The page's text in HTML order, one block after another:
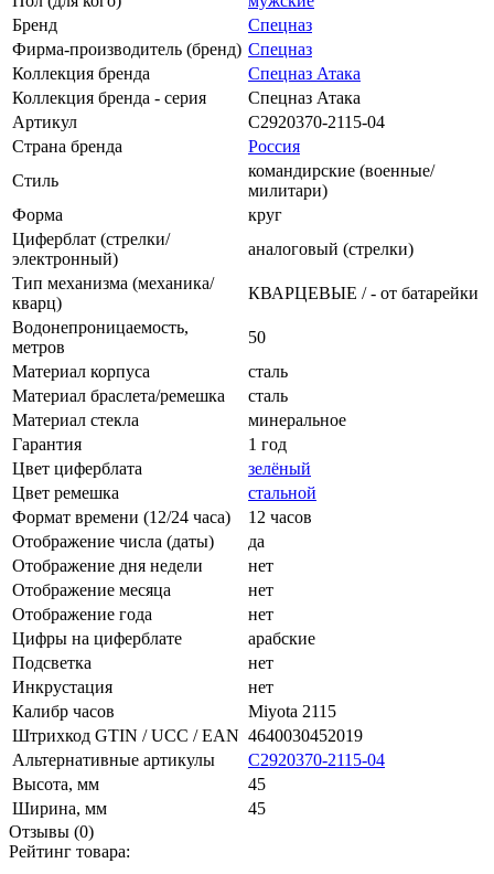
Бренд
Спецназ
Фирма-производитель (бренд) Спецназ
Коллекция бренда
Спецназ Атака
Коллекция бренда - серия
Спецназ Атака
Артикул
С2920370-2115-04
Страна бренда
Россия
Стиль
командирские (военные/
милитари)
Форма
круг
Циферблат (стрелки/
электронный)
аналоговый (стрелки)
Тип механизма (механика/
кварц)
КВАРЦЕВЫЕ / - от батарейки
Водонепроницаемость,
метров
50
Материал корпуса
сталь
Материал браслета/ремешка
сталь
Материал стекла
минеральное
Гарантия
1 год
Цвет циферблата
зелёный
Цвет ремешка
стальной
Формат времени (12/24 часа)
12 часов
Отображение числа (даты)
да
Отображение дня недели
нет
Отображение месяца
нет
Отображение года
нет
Цифры на циферблате
арабские
Подсветка
нет
Инкрустация
нет
Калибр часов
Miyota 2115
Штрихкод GTIN / UCC / EAN 4640030452019
Альтернативные артикулы
С2920370-2115-04
Высота, мм
45
Ширина, мм
45
Отзывы (0)
Рейтинг товара: